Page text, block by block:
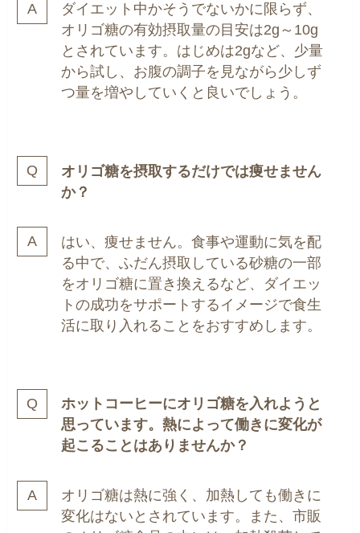
ダイエット中かそうでないかに限らず、
オリゴ糖の有効摂取量の目安は2g～10g
とされています。はじめは2gなど、少量
から試し、お腹の調子を見ながら少しず
つ量を増やしていくと良いでしょう。
オリゴ糖を摂取するだけでは痩せません
か？
はい、痩せません。食事や運動に気を配
る中で、ふだん摂取している砂糖の一部
をオリゴ糖に置き換えるなど、ダイエッ
トの成功をサポートするイメージで食生
活に取り入れることをおすすめします。
ホットコーヒーにオリゴ糖を入れようと
思っています。熱によって働きに変化が
起こることはありませんか？
オリゴ糖は熱に強く、加熱しても働きに
変化はないとされています。また、市販